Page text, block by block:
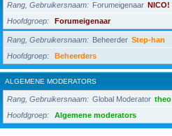
Rang, Gebruikersnaam Forumeigenaar NICO!
Hoofdgroep
Forumeigenaar
Rang, Gebruikersnaam Beheerder Step-han
Hoofdgroep
Beheerders
ALGEMENE MODERATORS
Rang, Gebruikersnaam Global Moderator theo
Hoofdgroep
Algemene moderators